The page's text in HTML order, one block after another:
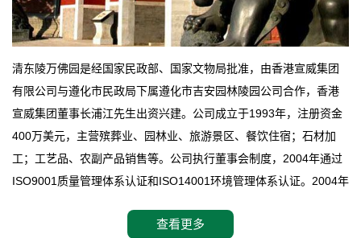
清东陵万佛园是经国家民政部、国家文物局批准，由香港宣威集团
有限公司与遵化市民政局下属遵化市吉安园林陵园公司合作，香港
宣威集团董事长浦江先生出资兴建。公司成立于1993年，注册资金
400万美元，主营殡葬业、园林业、旅游景区、餐饮住宿；石材加
工；工艺品、农副产品销售等。公司执行董事会制度，2004年通过
ISO9001质量管理体系认证和ISO14001环境管理体系认证。2004年
拥有4A级旅游区头衔的花园式陵园，园内建有四星级酒店一座。
查看更多